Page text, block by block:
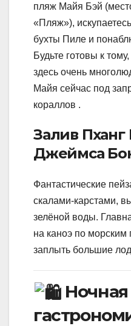
пляж Майя Бэй
«Пляж»),
бухты Пиле и
Будьте готовы к
здесь очень
Майя сейчас под
кораллов .
Залив Пханг
Джеймса
Фантастические
скалами-карстами,
зелёной воды.
на каноэ по морским
заплыть большие